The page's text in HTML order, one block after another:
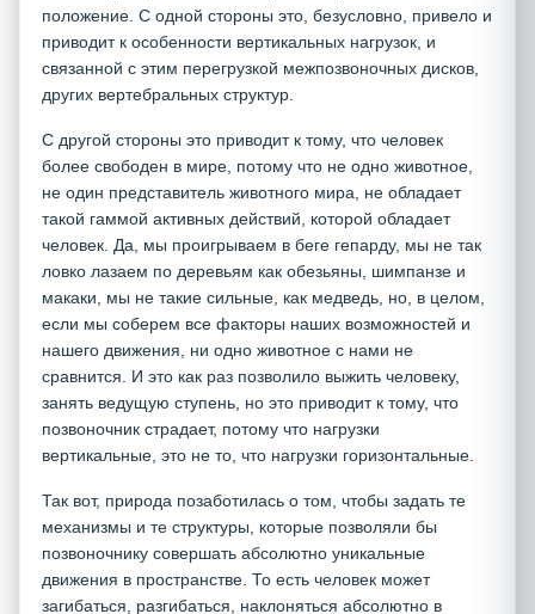
положение. С одной стороны это, безусловно, привело и
приводит к особенности вертикальных нагрузок, и
связанной с этим перегрузкой межпозвоночных дисков,
других вертебральных структур.
С другой стороны это приводит к тому, что человек
более свободен в мире, потому что не одно животное,
не один представитель животного мира, не обладает
такой гаммой активных действий, которой обладает
человек. Да, мы проигрываем в беге гепарду, мы не так
ловко лазаем по деревьям как обезьяны, шимпанзе и
макаки, мы не такие сильные, как медведь, но, в целом,
если мы соберем все факторы наших возможностей и
нашего движения, ни одно животное с нами не
сравнится. И это как раз позволило выжить человеку,
занять ведущую ступень, но это приводит к тому, что
позвоночник страдает, потому что нагрузки
вертикальные, это не то, что нагрузки горизонтальные.
Так вот, природа позаботилась о том, чтобы задать те
механизмы и те структуры, которые позволяли бы
позвоночнику совершать абсолютно уникальные
движения в пространстве. То есть человек может
загибаться, разгибаться, наклоняться абсолютно в